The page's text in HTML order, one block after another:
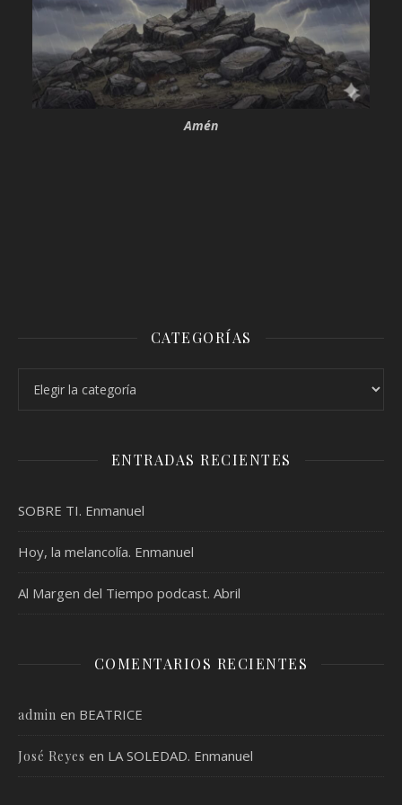
Amén
CATEGORÍAS
ENTRADAS RECIENTES
SOBRE TI. Enmanuel
Hoy, la melancolía. Enmanuel
Al Margen del Tiempo podcast. Abril
COMENTARIOS RECIENTES
admin en BEATRICE
José Reyes en LA SOLEDAD. Enmanuel